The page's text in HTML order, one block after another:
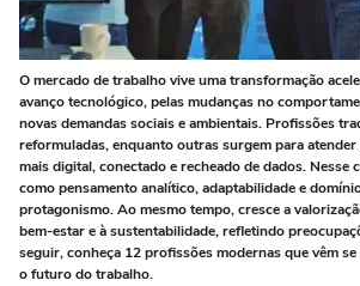
O mercado de trabalho vive uma transformação
avanço tecnológico, pelas mudanças no
novas demandas sociais e ambientais. Profissões
reformuladas, enquanto outras surgem para atender
mais digital, conectado e recheado de dados. Nesse
como pensamento analítico, adaptabilidade e
protagonismo. Ao mesmo tempo, cresce a
bem-estar e à sustentabilidade, refletindo
seguir, conheça 12 profissões modernas que vêm
o futuro do trabalho.